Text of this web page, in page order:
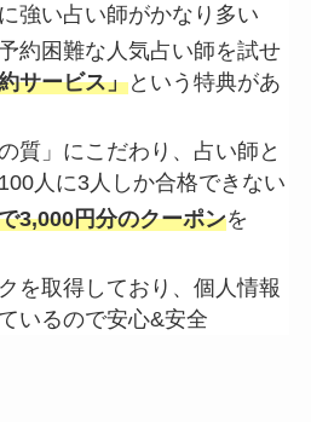
強い占い師がかなり多い
約困難な人気占い師を試せ
サービス」という特典があ
質」にこだわり、占い師と
人に3人しか合格できない
3,000円分のクーポンを
を取得しており、個人情報
いるので安心&安全